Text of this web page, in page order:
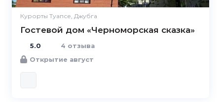
Курорты Туапсе, Джубга
Гостевой дом «Черноморская сказка»
5.0
4 отзыва
Открытие август